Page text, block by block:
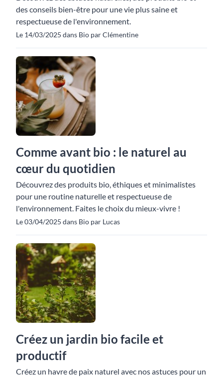
des conseils bien-être pour une vie plus saine et
respectueuse de l'environnement.
Le 14/03/2025 dans Bio par Clémentine
Comme avant bio : le naturel au
cœur du quotidien
Découvrez des produits bio, éthiques et minimalistes
pour une routine naturelle et respectueuse de
l'environnement. Faites le choix du mieux-vivre !
Le 03/04/2025 dans Bio par Lucas
Créez un jardin bio facile et
productif
Créez un havre de paix naturel avec nos astuces pour un